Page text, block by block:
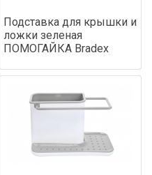
Подставка для крышки и
ложки зеленая
ПОМОГАЙКА Bradex